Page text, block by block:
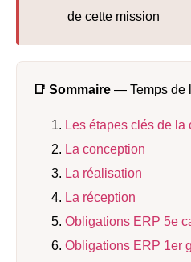
de cette mission
📑 Sommaire — Temps de
Les étapes clés de la
La conception
La réalisation
La réception
Obligations ERP 5e
Obligations ERP 1er